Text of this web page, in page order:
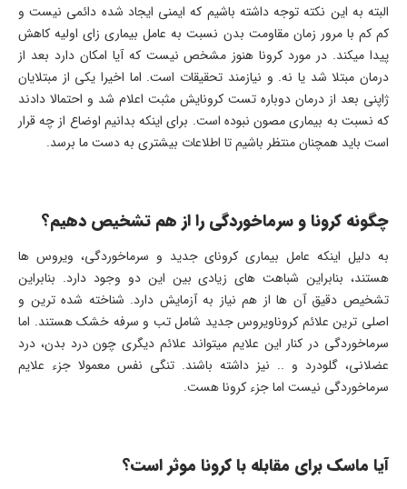
البته به این نکته توجه داشته باشیم که ایمنی ایجاد شده دائمی نیست و
کم کم با مرور زمان مقاومت بدن نسبت به عامل بیماری زای اولیه کاهش
پیدا میکند. در مورد کرونا هنوز مشخص نیست که آیا امکان دارد بعد از
درمان مبتلا شد یا نه. و نیازمند تحقیقات است. اما اخیرا یکی از مبتلایان
ژاپنی بعد از درمان دوباره تست کرونایش مثبت اعلام شد و احتمالا دادند
که نسبت به بیماری مصون نبوده است. برای اینکه بدانیم اوضاع از چه قرار
است باید همچنان منتظر باشیم تا اطلاعات بیشتری به دست ما برسد.
چگونه کرونا و سرماخوردگی را از هم تشخیص دهیم؟
به دلیل اینکه عامل بیماری کرونای جدید و سرماخوردگی، ویروس ها
هستند، بنابراین شباهت های زیادی بین این دو وجود دارد. بنابراین
تشخیص دقیق آن ها از هم نیاز به آزمایش دارد. شناخته شده ترین و
اصلی ترین علائم کروناویروس جدید شامل تب و سرفه خشک هستند. اما
سرماخوردگی در کنار این علایم میتواند علائم دیگری چون درد بدن، درد
عضلانی، گلودرد و .. نیز داشته باشند. تنگی نفس معمولا جزء علایم
سرماخوردگی نیست اما جزء کرونا هست.
آیا ماسک برای مقابله با کرونا موثر است؟